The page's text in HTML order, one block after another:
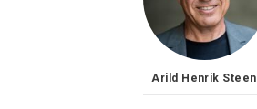
Arild Henrik Steen